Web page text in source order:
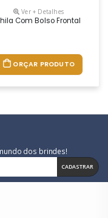
Ver + Detalhes
Com Bolso Frontal
ORÇAR PRODUTO
dos brindes!
CADASTRAR